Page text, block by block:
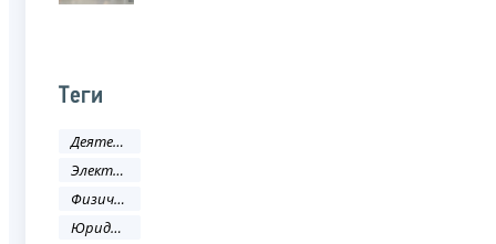
Теги
Деятельность ФНС
Электронные услуги
Физическое лицо
Юридическое лицо